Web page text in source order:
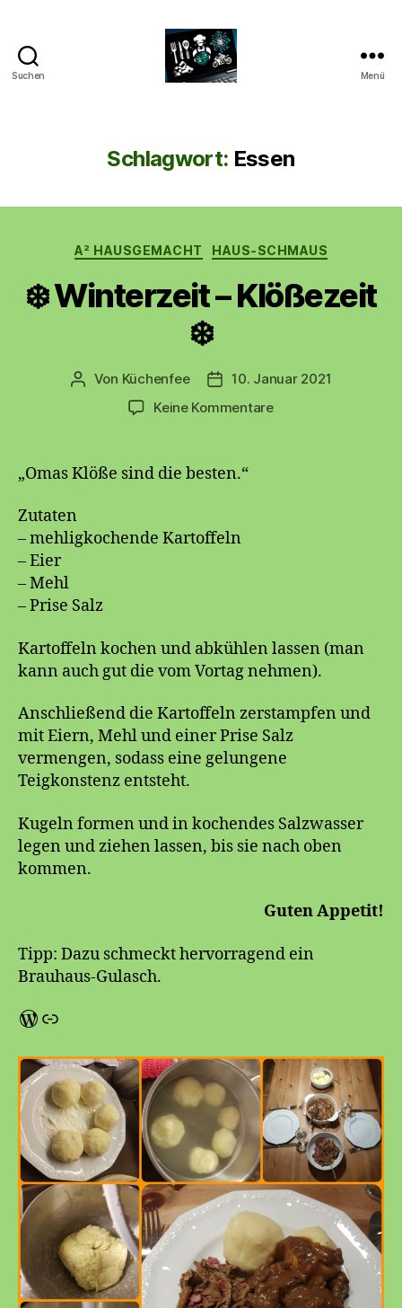
Suchen Menü
Schlagwort: Essen
Kategorien
A² HAUSGEMACHT HAUS-SCHMAUS
❄️ Winterzeit – Klößezeit
❄️
Beitragsautor
Von Küchenfee Beitragsdatum
10. Januar 2021
Keine Kommentarezu
„Omas Klöße sind die besten.“
Zutaten
– mehligkochende Kartoffeln
– Eier
– Mehl
– Prise Salz
Kartoffeln kochen und abkühlen lassen (man
kann auch gut die vom Vortag nehmen).
Anschließend die Kartoffeln zerstampfen und
mit Eiern, Mehl und einer Prise Salz
vermengen, sodass eine gelungene
Teigkonstenz entsteht.
Kugeln formen und in kochendes Salzwasser
legen und ziehen lassen, bis sie nach oben
kommen.
Guten Appetit!
Tipp: Dazu schmeckt hervorragend ein
Brauhaus-Gulasch.
WordPress
Chefkoch-Brauhausgulasch